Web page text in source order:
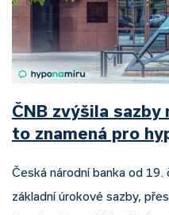
ČNB zvýšila
to znamená pro
Česká národní banka od
základní úrokové sazby,